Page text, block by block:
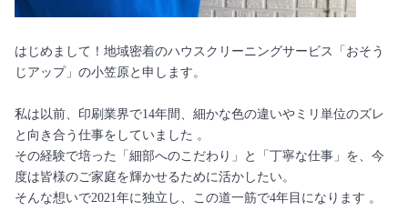
はじめまして！地域密着のハウスクリーニングサービス「おそう
じアップ」の小笠原と申します。
私は以前、印刷業界で14年間、細かな色の違いやミリ単位のズレ
と向き合う仕事をしていました 。
その経験で培った「細部へのこだわり」と「丁寧な仕事」を、今
度は皆様のご家庭を輝かせるために活かしたい。
そんな想いで2021年に独立し、この道一筋で4年目になります 。